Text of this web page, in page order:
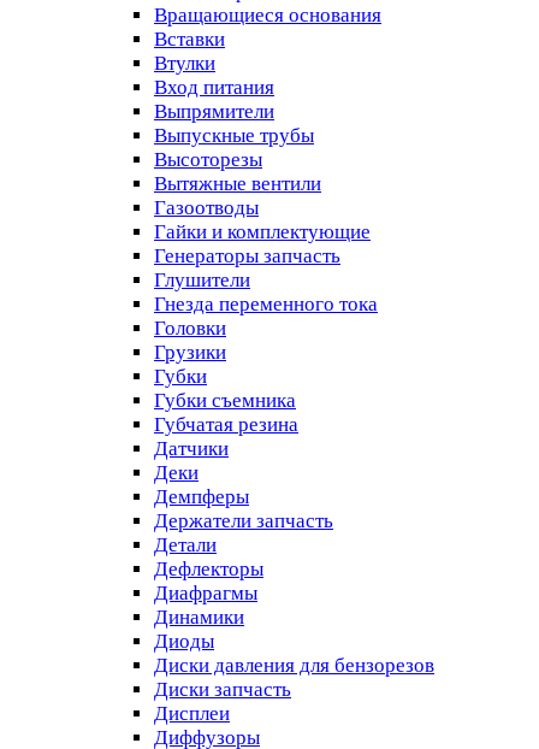
Вращающиеся основания
Вставки
Втулки
Вход питания
Выпрямители
Выпускные трубы
Высоторезы
Вытяжные вентили
Газоотводы
Гайки и комплектующие
Генераторы запчасть
Глушители
Гнезда переменного тока
Головки
Грузики
Губки
Губки съемника
Губчатая резина
Датчики
Деки
Демпферы
Держатели запчасть
Детали
Дефлекторы
Диафрагмы
Динамики
Диоды
Диски давления для бензорезов
Диски запчасть
Дисплеи
Диффузоры